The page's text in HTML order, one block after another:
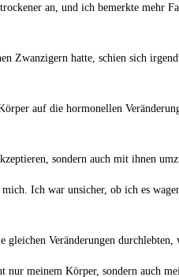
an, und ich⁣ bemerkte mehr
hatte, schien sich
auf die hormonellen
sondern auch mit ihnen
Ich war unsicher, ob ich es
Veränderungen
meinem Körper, ‌sondern auch